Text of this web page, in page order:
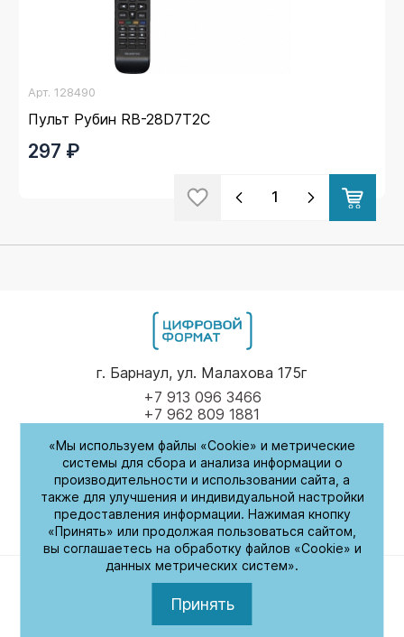
Арт. 128490
Пульт Рубин RB-28D7T2C
297 ₽
+7 913 096 3466
+7 962 809 1881
г. Барнаул, ул. Малахова 175г
Пн-Пт 9.00 - 17.00
(обед с 14:00-14:30)
СБ-Вс
Выходные
Политика обработки персональных данных
«Мы используем файлы «Cookie» и метрические
системы для сбора и анализа информации о
производительности и использовании сайта, а
также для улучшения и индивидуальной настройки
предоставления информации. Нажимая кнопку
«Принять» или продолжая пользоваться сайтом,
вы соглашаетесь на обработку файлов «Cookie» и
данных метрических систем».
Принять